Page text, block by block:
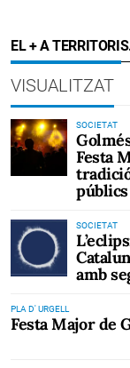
EL + A
VISUALITZAT
SOCIETAT
Festa
públics
SOCIETAT
amb
PLA D' URGELL
Festa Major de